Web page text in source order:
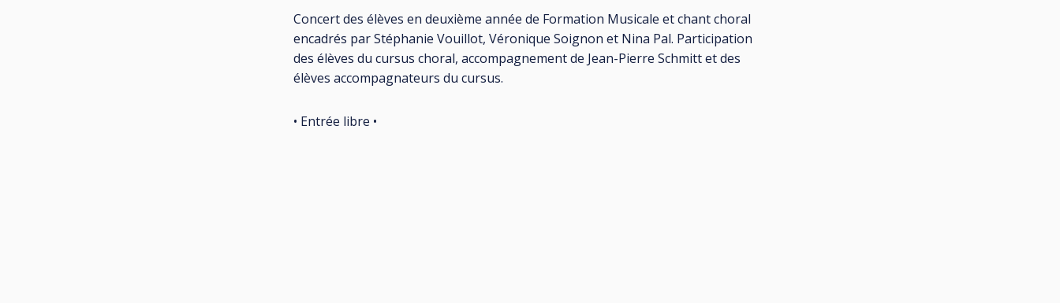
Concert des élèves en deuxième année de Formation Musicale et chant choral
encadrés par Stéphanie Vouillot, Véronique Soignon et Nina Pal. Participation
des élèves du cursus choral, accompagnement de Jean-Pierre Schmitt et des
élèves accompagnateurs du cursus.
• Entrée libre •